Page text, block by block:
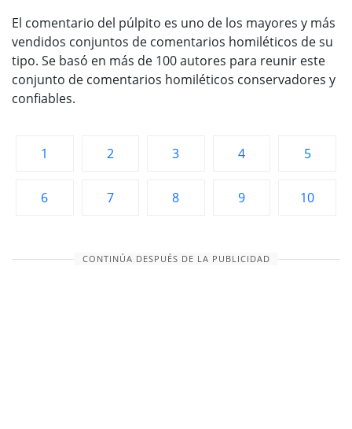
El comentario del púlpito es uno de los mayores y más
vendidos conjuntos de comentarios homiléticos de su
tipo. Se basó en más de 100 autores para reunir este
conjunto de comentarios homiléticos conservadores y
confiables.
1 2 3 4 5
6 7 8 9 10
CONTINÚA DESPUÉS DE LA PUBLICIDAD